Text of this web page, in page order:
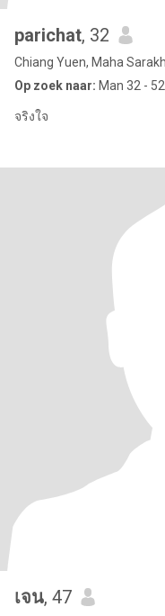
parichat, 32
Chiang Yuen, Maha
Op zoek naar: Man 32 - 52
จริงใจ
เจน, 47